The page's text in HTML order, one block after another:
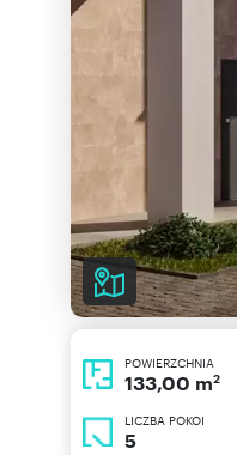
POWIERZCHNIA
133,00 m2
LICZBA POKOI
5